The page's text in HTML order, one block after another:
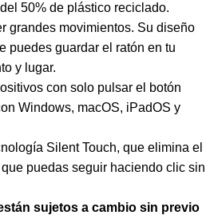
50% de plástico reciclado.
grandes movimientos. Su diseño
puedes guardar el ratón en tu
y lugar.
con solo pulsar el botón
Windows, macOS, iPadOS y
Silent Touch, que elimina el
puedas seguir haciendo clic sin
sujetos a cambio sin previo